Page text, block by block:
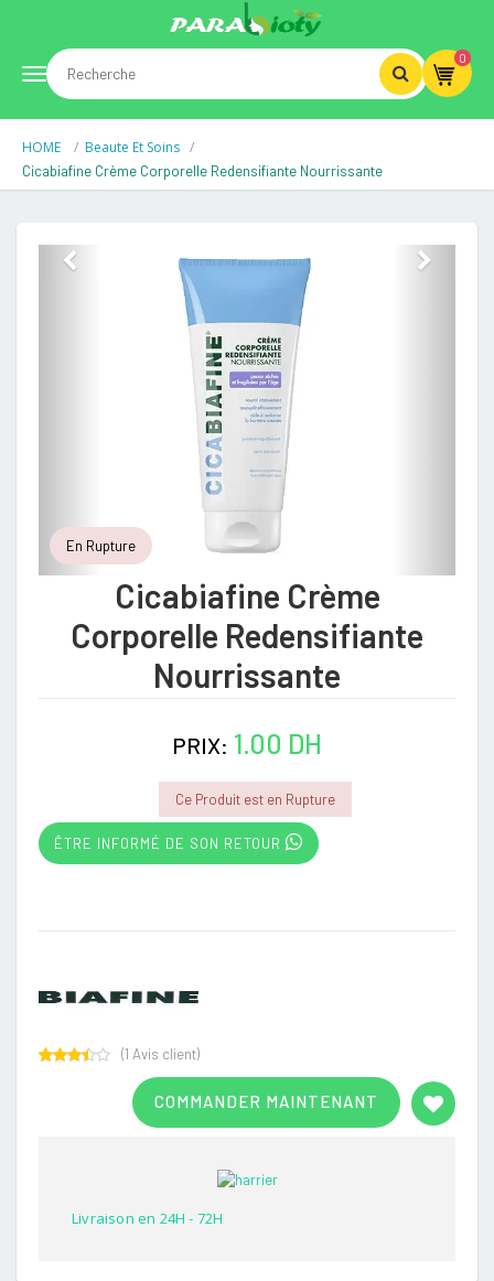
Toggle
navigation
0
HOME Beaute Et Soins
Cicabiafine Crème Corporelle Redensifiante Nourrissante
En Rupture
Cicabiafine Crème
Corporelle Redensifiante
Nourrissante
PRIX: 1.00 DH
Ce Produit est en Rupture
ÊTRE INFORMÉ DE SON RETOUR
COMMANDER MAINTENANT
(1 Avis client)
Livraison en 24H - 72H